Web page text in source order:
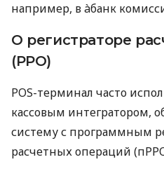
например, в àбанк
О регистраторе
(РРО)
POS-терминал часто
кассовым интегратором,
систему с программным
расчетных операций